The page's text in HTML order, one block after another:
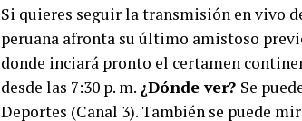
Si quieres seguir la transmisión en vivo
peruana afronta su último amistoso
donde inciará pronto el certamen
desde las 7:30 p. m. ¿Dónde ver? Se
Deportes (Canal 3). También se puede